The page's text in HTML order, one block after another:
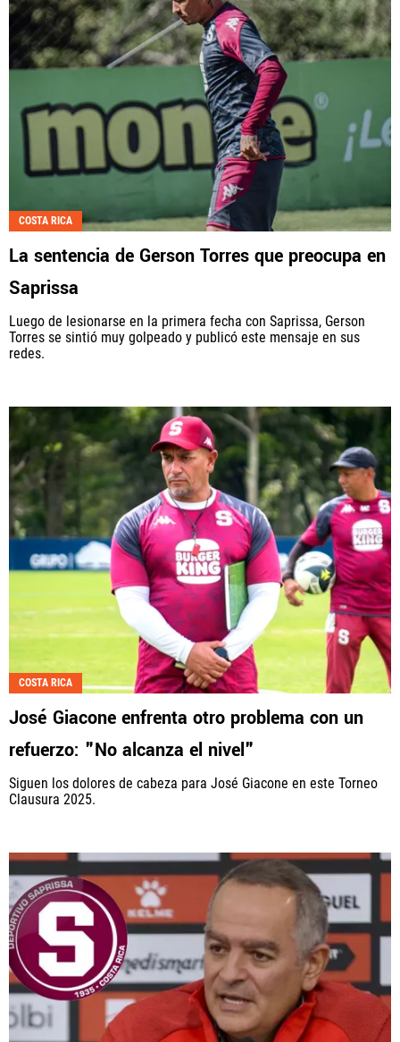
COSTA RICA
La sentencia de Gerson Torres que preocupa en
Saprissa
Luego de lesionarse en la primera fecha con Saprissa, Gerson
Torres se sintió muy golpeado y publicó este mensaje en sus
redes.
COSTA RICA
José Giacone enfrenta otro problema con un
refuerzo: "No alcanza el nivel"
Siguen los dolores de cabeza para José Giacone en este Torneo
Clausura 2025.